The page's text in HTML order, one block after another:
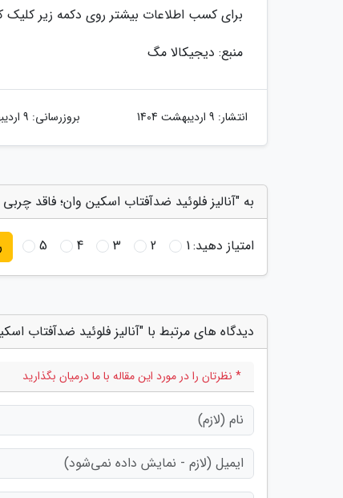
برای کسب اطلاعات بیشتر روی دکمه زیر کلیک
منبع: دیجیکالا مگ
انتشار: 9 اردیبهشت 1404 بروزرسانی: 9 اردیبهشت 1404
به "آنالیز فلوئید ضدآفتاب اسکین وان؛ فاقد
امتیاز دهید:1
2
3
4
5
دیدگاه های مرتبط با "آنالیز فلوئید ضدآفتاب
* نظرتان را در مورد این مقاله با ما درمیان بگذارید